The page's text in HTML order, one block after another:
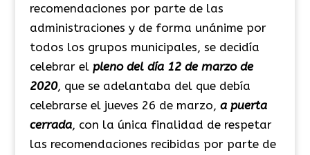
recomendaciones por parte de las
administraciones y de forma unánime por
todos los grupos municipales, se decidía
celebrar el pleno del día 12 de marzo de
2020, que se adelantaba del que debía
celebrarse el jueves 26 de marzo, a puerta
cerrada, con la única finalidad de respetar
las recomendaciones recibidas por parte de